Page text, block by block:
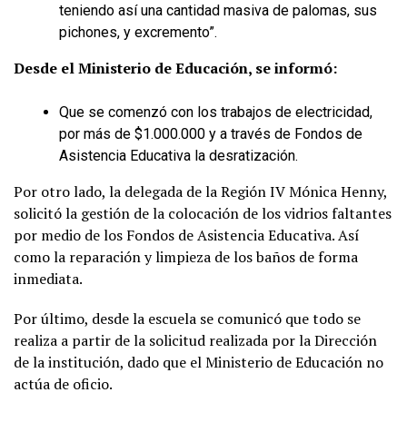
teniendo así una cantidad masiva de palomas, sus
pichones, y excremento”.
Desde el Ministerio de Educación, se informó:
Que se comenzó con los trabajos de electricidad,
por más de $1.000.000 y a través de Fondos de
Asistencia Educativa la desratización.
Por otro lado, la delegada de la Región IV Mónica Henny,
solicitó la gestión de la colocación de los vidrios faltantes
por medio de los Fondos de Asistencia Educativa. Así
como la reparación y limpieza de los baños de forma
inmediata.
Por último, desde la escuela se comunicó que todo se
realiza a partir de la solicitud realizada por la Dirección
de la institución, dado que el Ministerio de Educación no
actúa de oficio.